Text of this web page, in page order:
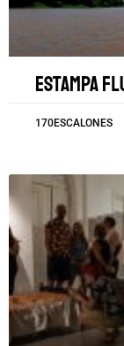
Estampa
170ESCALONES